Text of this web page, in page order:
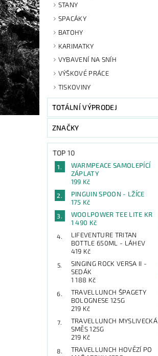
STANY
SPACÁKY
BATOHY
KARIMATKY
VYBAVENÍ NA SNÍH
VÝŠKOVÉ PRÁCE
TISKOVINY
TOTÁLNÍ VÝPRODEJ
ZNAČKY
TOP 10
WARMPEACE SAMOLEPÍCÍ
ZÁPLATY
199 Kč
PINGUIN SPOON - LŽÍCE
175 Kč
WOOLPOWER TEE LITE KR
1 490 Kč
LIFEVENTURE TRITAN
BOTTLE 650ML - LÁHEV
419 Kč
SINGING ROCK VERSA II -
SEDÁK
1 188 Kč
TRAVELLUNCH ŠPAGETY
BOLOGNESE 125G
219 Kč
TRAVELLUNCH MYSLIVECKÁ
SMĚS 125G
219 Kč
TRAVELLUNCH HOVĚZÍ PO